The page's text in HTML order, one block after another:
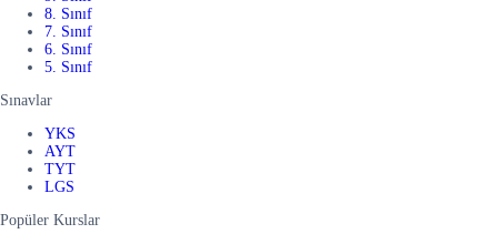
8. Sınıf
7. Sınıf
6. Sınıf
5. Sınıf
Sınavlar
YKS
AYT
TYT
LGS
Popüler Kurslar